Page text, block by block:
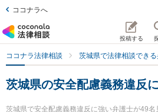
ココナラへ
投稿する
ココナラ法律相談 茨城県で法律相談でき
茨城県の安全配慮義務違反
茨城県で安全配慮義務違反に強い弁護士が49